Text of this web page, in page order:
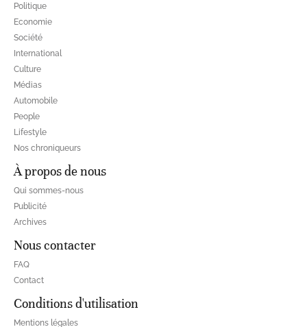
Politique
Economie
Société
International
Culture
Médias
Automobile
People
Lifestyle
Nos chroniqueurs
À propos de nous
Qui sommes-nous
Publicité
Archives
Nous contacter
FAQ
Contact
Conditions d'utilisation
Mentions légales